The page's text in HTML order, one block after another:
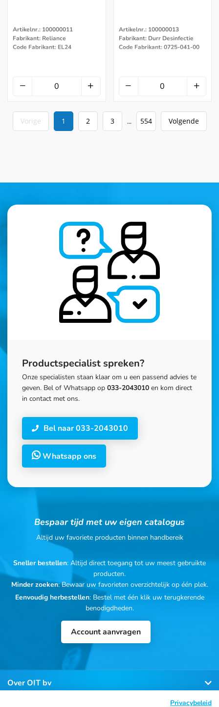
Artikelnr.: 100000011
Fabrikant: Reliance
Code Fabrikant: EL24
Artikelnr.: 100000013
Fabrikant: Durr Desinfectie
Code Fabrikant: 0725-041-00
Vorige 1 2 3 ... 554 Volgende
Productspecialist spreken?
Onze specialisten staan klaar om u een passend advies te
geven. Bel of Whatsapp op 033-2043010 en kom direct
in contact met ons.
Bel naar 033-2043010
Whatsapp ons
Bespaar tijd met uw eigen catalogus
Altijd uw favoriete producten binnen handbereik
Sneller bestellen: Altijd direct toegang tot uw meest gebruikte
producten.
Minder zoeken: Bewaar uw favorieten overzichtelijk op één plek.
Eenvoudig herbestellen: Bestel met één klik uw terugkerende
benodigdheden.
Account aanvragen
Over OIT bv
Privacybeleid